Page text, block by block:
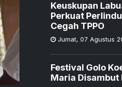
Keuskupan
Perkuat
Cegah TPPO
Jumat, 07 Agustus
Festival Golo
Maria Disambut